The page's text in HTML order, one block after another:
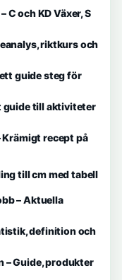
och KD Växer, S
riktkurs och
guide steg för
guide till aktiviteter
Krämigt recept på
till cm med tabell
– Aktuella
definition och
– Guide, produkter